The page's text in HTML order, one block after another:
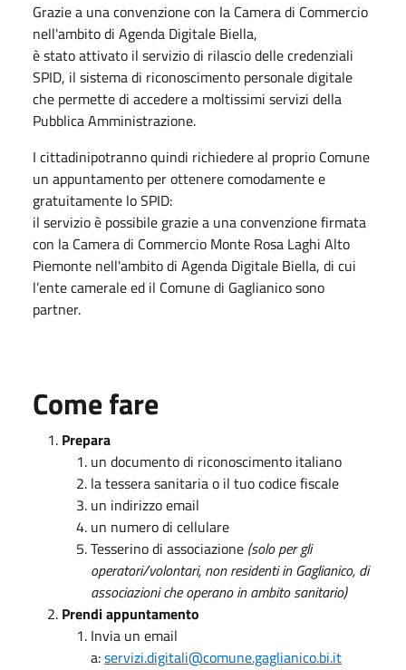
Grazie a una convenzione con la Camera di Commercio
nell'ambito di Agenda Digitale Biella,
è stato attivato il servizio di rilascio delle credenziali
SPID, il sistema di riconoscimento personale digitale
che permette di accedere a moltissimi servizi della
Pubblica Amministrazione.
I cittadinipotranno quindi richiedere al proprio Comune
un appuntamento per ottenere comodamente e
gratuitamente lo SPID:
il servizio è possibile grazie a una convenzione firmata
con la Camera di Commercio Monte Rosa Laghi Alto
Piemonte nell'ambito di Agenda Digitale Biella, di cui
l’ente camerale ed il Comune di Gaglianico sono
partner.
Come fare
Prepara
un documento di riconoscimento italiano
la tessera sanitaria o il tuo codice fiscale
un indirizzo email
un numero di cellulare
Tesserino di associazione (solo per gli
operatori/volontari, non residenti in Gaglianico, di
associazioni che operano in ambito sanitario)
Prendi appuntamento
Invia un email
a:servizi.digitali@comune.gaglianico.bi.it